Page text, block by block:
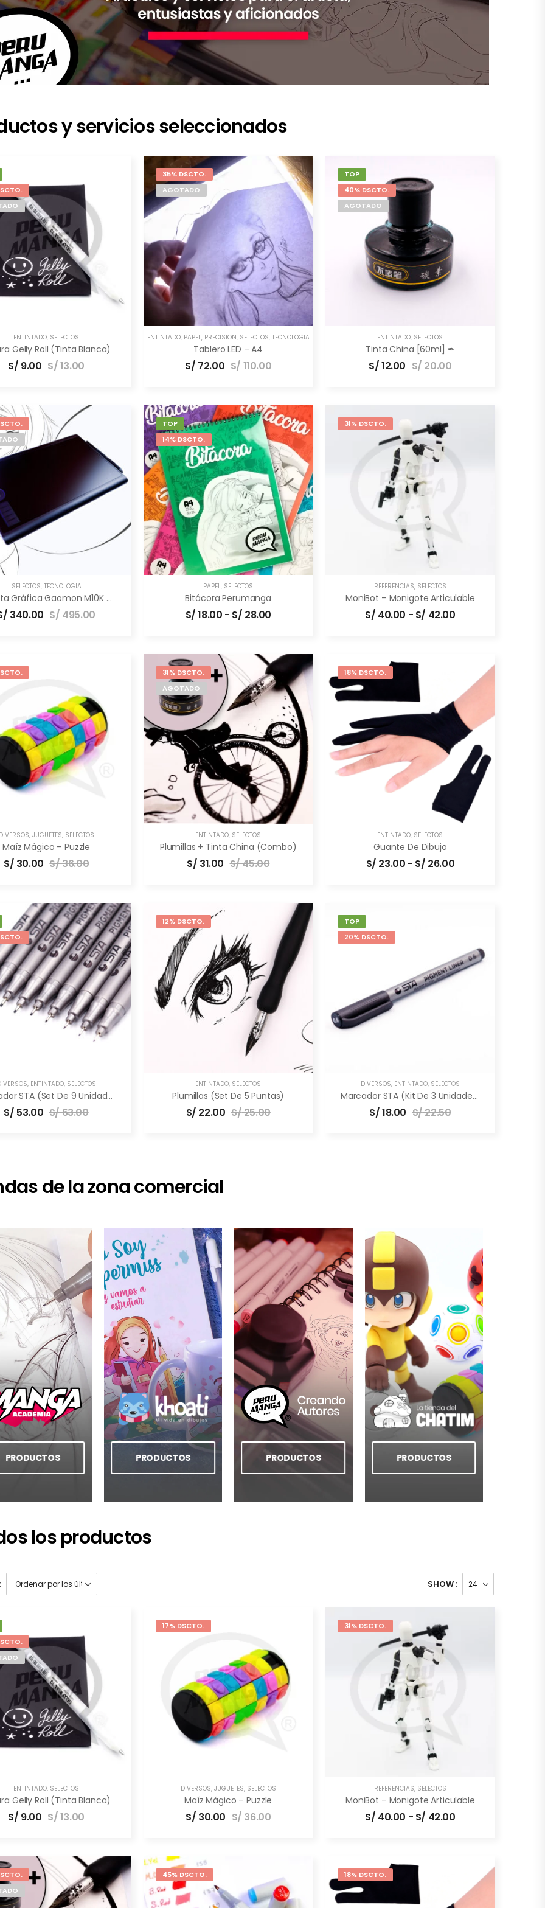
y servicios seleccionados
ENTINTADO, SELECTOS
Gelly Roll (Tinta Blanca)
S/ 9.00 S/13.00
35% DSCTO.
AGOTADO
ENTINTADO, PAPEL, PRECISIÓN, SELECTOS, TECNOLOGÍA
Tablero LED – A4
S/ 72.00 S/110.00
TOP
40% DSCTO.
AGOTADO
ENTINTADO, SELECTOS
Tinta China [60ml] ✒
S/12.00 S/20.00
SELECTOS, TECNOLOGÍA
Tableta Gráfica Gaomon M10K PRO [10×6.5″] – Profesional
340.00 S/495.00
TOP
14% DSCTO.
PAPEL, SELECTOS
Bitácora Perumanga
S/18.00 - S/ 28.00
31% DSCTO.
REFERENCIAS, SELECTOS
MoniBot – Monigote Articulable
S/ 40.00 - S/ 42.00
, JUGUETES, SELECTOS
Maíz Mágico – Puzzle
S/ 30.00 S/36.00
31% DSCTO.
AGOTADO
ENTINTADO, SELECTOS
Plumillas + Tinta China (combo)
S/ 31.00 S/45.00
18% DSCTO.
ENTINTADO, SELECTOS
Guante De Dibujo
S/ 23.00 - S/ 26.00
, ENTINTADO, SELECTOS
Marcador STA (set De 9 Unidades)
S/ 53.00 S/63.00
12% DSCTO.
ENTINTADO, SELECTOS
Plumillas (Set De 5 Puntas)
S/ 22.00 S/25.00
TOP
20% DSCTO.
DIVERSOS, ENTINTADO, SELECTOS
Marcador STA (Kit De 3 Unidades)
S/18.00 S/22.50
de la zona comercial
PRODUCTOS PRODUCTOS PRODUCTOS PRODUCTOS
los productos
SHOW :
ENTINTADO, SELECTOS
Gelly Roll (Tinta Blanca)
S/ 9.00 S/13.00
17% DSCTO.
DIVERSOS, JUGUETES, SELECTOS
Maíz Mágico – Puzzle
S/ 30.00 S/36.00
31% DSCTO.
REFERENCIAS, SELECTOS
MoniBot – Monigote Articulable
S/ 40.00 - S/ 42.00
45% DSCTO. 18% DSCTO.